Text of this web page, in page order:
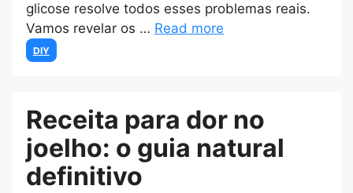
glicose resolve todos esses problemas reais.
Vamos revelar os … Read more
Categories
DIY
Receita para dor no
joelho: o guia natural
definitivo